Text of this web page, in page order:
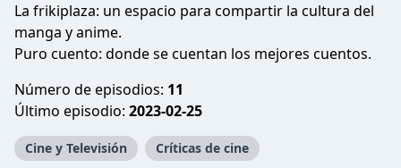
La frikiplaza: un espacio para compartir la cultura del
manga y anime.
Puro cuento: donde se cuentan los mejores cuentos.
Número de episodios: 11
Último episodio: 2023-02-25
Cine y Televisión Críticas de cine